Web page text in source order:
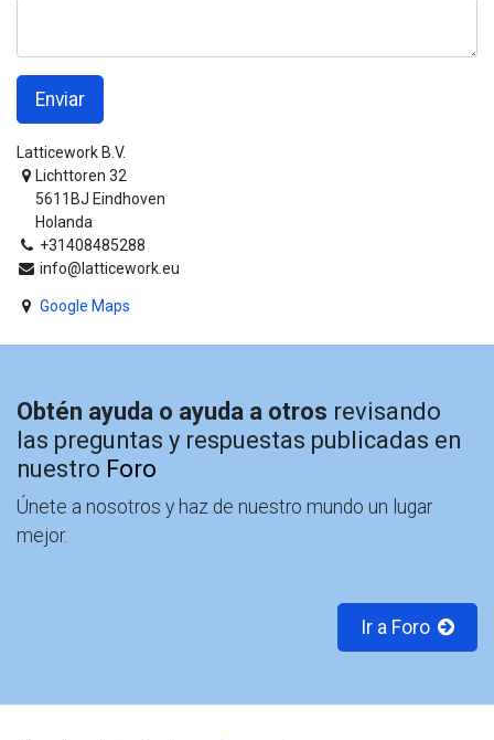
Enviar
Latticework B.V.
Lichttoren 32
5611BJ Eindhoven
Holanda
+31408485288
info@latticework.eu
Google Maps
Obtén ayuda o ayuda a otros revisando
las preguntas y respuestas publicadas en
nuestro Foro
Únete a nosotros y haz de nuestro mundo un lugar
mejor.
Ir a Foro